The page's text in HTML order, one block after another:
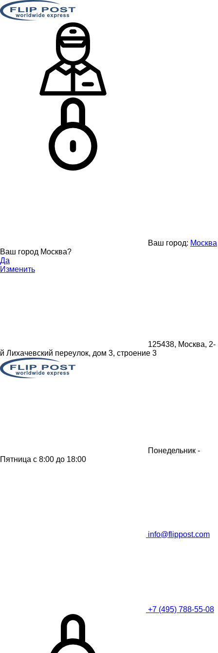
Ваш город: Москва
Ваш город Москва?
Да
Изменить
125438, Москва, 2-
й Лихачевский переулок, дом 3, строение 3
Понедельник -
Пятница с 8:00 до 18:00
info@flippost.com
+7 (495) 788-55-08